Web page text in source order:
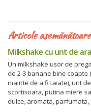
Articole asemănătoare
Milkshake cu unt de
Un milkshake usor de
de 2-3 banane bine
inainte de a fi taiate), unt
scortisoara, putina miere
dulce, aromata,